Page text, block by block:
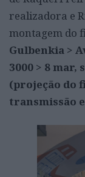
realizadora e
montagem do
Gulbenkia >
3000 > 8 mar,
(projeção do
transmissão